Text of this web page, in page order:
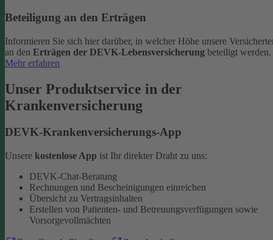
Beteiligung an den Erträgen
Informieren Sie sich hier darüber, in welcher Höhe unsere
an den Erträgen der DEVK-Lebensversicherung beteiligt werden.
Mehr erfahren
Unser Produktservice in der
Krankenversicherung
DEVK-Krankenversicherungs-App
Unsere kostenlose App ist Ihr direkter Draht zu uns:
DEVK-Chat-Beratung
Rechnungen und Bescheinigungen einreichen
Übersicht zu Vertragsinhalten
Erstellen von Patienten- und Betreuungsverfügungen sowie
Vorsorgevollmächten